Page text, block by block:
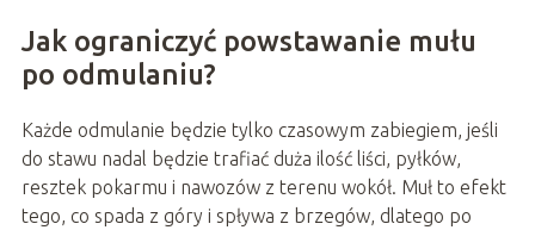
Jak ograniczyć powstawanie mułu
po odmulaniu?
Każde odmulanie będzie tylko czasowym zabiegiem, jeśli
do stawu nadal będzie trafiać duża ilość liści, pyłków,
resztek pokarmu i nawozów z terenu wokół. Muł to efekt
tego, co spada z góry i spływa z brzegów, dlatego po